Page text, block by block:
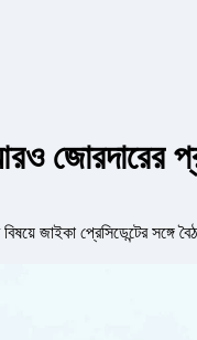
জোরদারের
জাইকা প্রেসিডেন্টের সঙ্গে